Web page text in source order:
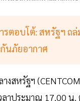
ตอบโต้: สหรัฐฯ ถล่
นภัยอากาศ
งสหรัฐฯ
ลาประมาณ 17.00 น.